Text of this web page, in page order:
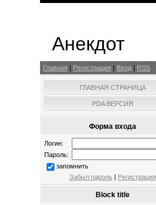
Анекдот
Главная | Регистрация | Вход | RSS
ГЛАВНАЯ СТРАНИЦА
PDA ВЕРСИЯ
Форма входа
Логин:
Пароль:
запомнить
Забыл пароль | Регистрация
Block title